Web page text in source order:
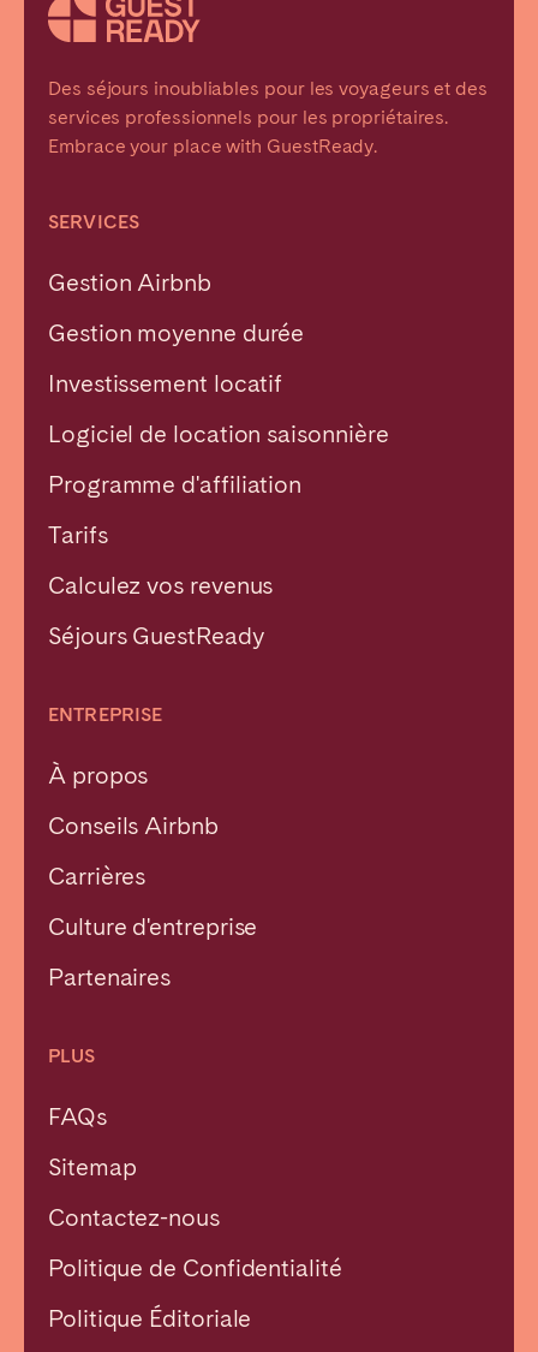
Des séjours inoubliables pour les voyageurs et des
services professionnels pour les propriétaires.
Embrace your place with GuestReady.
SERVICES
Gestion Airbnb
Gestion moyenne durée
Investissement locatif
Logiciel de location saisonnière
Programme d'affiliation
Tarifs
Calculez vos revenus
Séjours GuestReady
ENTREPRISE
À propos
Conseils Airbnb
Carrières
Culture d'entreprise
Partenaires
PLUS
FAQs
Sitemap
Contactez-nous
Politique de Confidentialité
Politique Éditoriale